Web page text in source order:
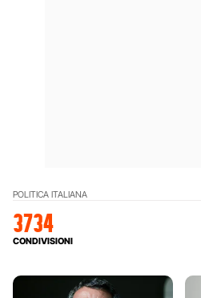
POLITICA ITALIANA
3734
CONDIVISIONI